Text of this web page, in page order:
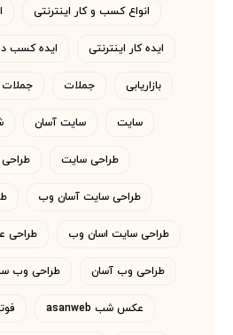
انواع کسب و کار اینترنتی
ایده کار اینترنتی ایده کسب
بازاریابی جملات جملات
سایت سایت آسان
طراحی سایت
طراحی سایت آسان وب
طراحی سایت اسان وب طراحی
طراحی وب آسان طراحی وب
عکس شب asanweb